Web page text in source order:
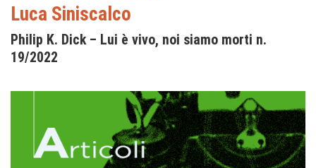
Luca Siniscalco
Philip K. Dick – Lui è vivo, noi siamo morti n.
19/2022